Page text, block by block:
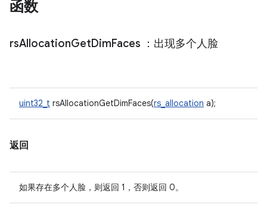
函数
rsAllocationGetDimFaces ：出现多个人脸
uint32_t rsAllocationGetDimFaces(rs_allocation a);
返回
如果存在多个人脸，则返回 1，否则返回 0。